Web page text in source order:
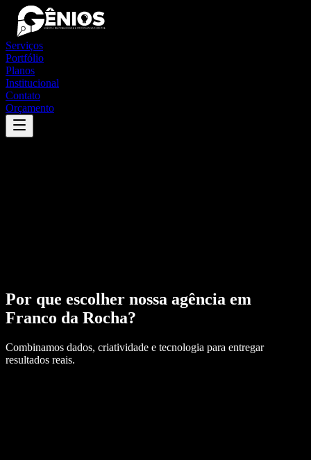
Serviços
Portfólio
Planos
Institucional
Contato
Orçamento
Por que escolher nossa agência em
Franco da Rocha?
Combinamos dados, criatividade e tecnologia para entregar
resultados reais.